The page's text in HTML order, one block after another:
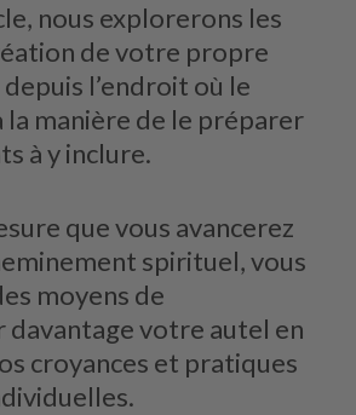
nous explorerons les
de votre propre
l’endroit où le
la manière de le préparer
à y inclure.
que vous avancerez
spirituel, vous
moyens de
davantage votre autel en
croyances et pratiques